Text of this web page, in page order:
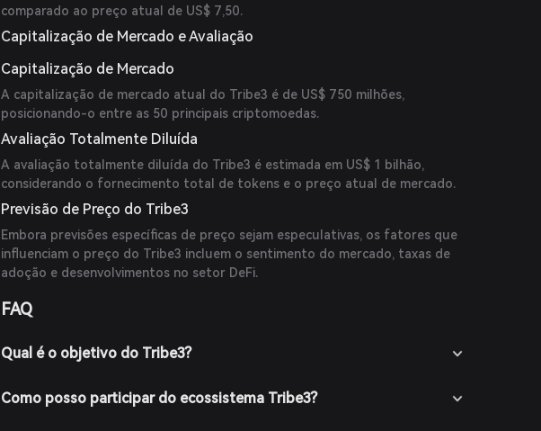
comparado ao preço atual de US$ 7,50.
Capitalização de Mercado e Avaliação
Capitalização de Mercado
A capitalização de mercado atual do Tribe3 é de US$ 750 milhões,
posicionando-o entre as 50 principais criptomoedas.
Avaliação Totalmente Diluída
A avaliação totalmente diluída do Tribe3 é estimada em US$ 1 bilhão,
considerando o fornecimento total de tokens e o preço atual de mercado.
Previsão de Preço do Tribe3
Embora previsões específicas de preço sejam especulativas, os fatores que
influenciam o preço do Tribe3 incluem o sentimento do mercado, taxas de
adoção e desenvolvimentos no setor DeFi.
FAQ
Qual é o objetivo do Tribe3?
Como posso participar do ecossistema Tribe3?